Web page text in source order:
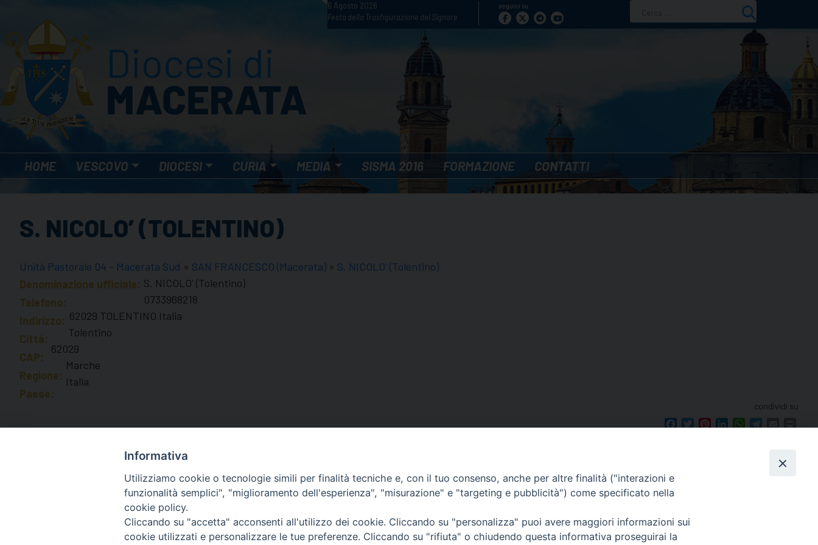
content
6 Agosto 2026
Festa della Trasfigurazione del Signore
seguici su
per:
HOME VESCOVO DIOCESI CURIA MEDIA SISMA 2016 FORMAZIONE CONTATTI
S. NICOLO’ (TOLENTINO)
Unità Pastorale 04 - Macerata Sud » SAN FRANCESCO (Macerata) » S. NICOLO' (Tolentino)
Denominazione ufficiale: S. NICOLO' (Tolentino)
Telefono:
0733968218
Indirizzo: 62029 TOLENTINO Italia
Città:
Tolentino
CAP:
62029
Regione:
Marche
Paese:
Italia
condividi su
FacebookTwitterPinterestLinkedInWhatsApp
Diocesi di Macerata
Piazza San Vincenzo Strambi 3, 62100 – Macerata (MC)
Dal lunedì al sabato dalle 9.30 alle 12.00.
Informativa
Utilizziamo cookie o tecnologie simili per finalità tecniche e, con il tuo consenso, anche per altre finalità ("interazioni e
funzionalità semplici", "miglioramento dell'esperienza", "misurazione" e "targeting e pubblicità") come specificato nella
cookie policy.
Cliccando su "accetta" acconsenti all'utilizzo dei cookie. Cliccando su "personalizza" puoi avere maggiori informazioni sui
cookie utilizzati e personalizzare le tue preferenze. Cliccando su "rifiuta" o chiudendo questa informativa proseguirai la